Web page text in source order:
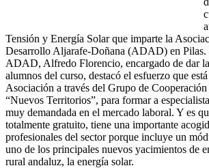
Tensión y Energía Solar que imparte la
Desarrollo Aljarafe-Doñana (ADAD) en Pilas.
ADAD, Alfredo Florencio, encargado de dar
alumnos del curso, destacó el esfuerzo que
Asociación a través del Grupo de
“Nuevos Territorios”, para formar a
muy demandada en el mercado laboral. Y es
totalmente gratuito, tiene una importante
profesionales del sector porque incluye un
uno de los principales nuevos yacimientos de
rural andaluz, la energía solar.